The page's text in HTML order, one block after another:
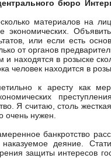
бюро
материалов на
экономических.
или если есть
от органов
находятся в розыске
человек находится в
к аресту как
Я считаю, столь
очень нужен.
банкротство
деяние.
защиты интересов